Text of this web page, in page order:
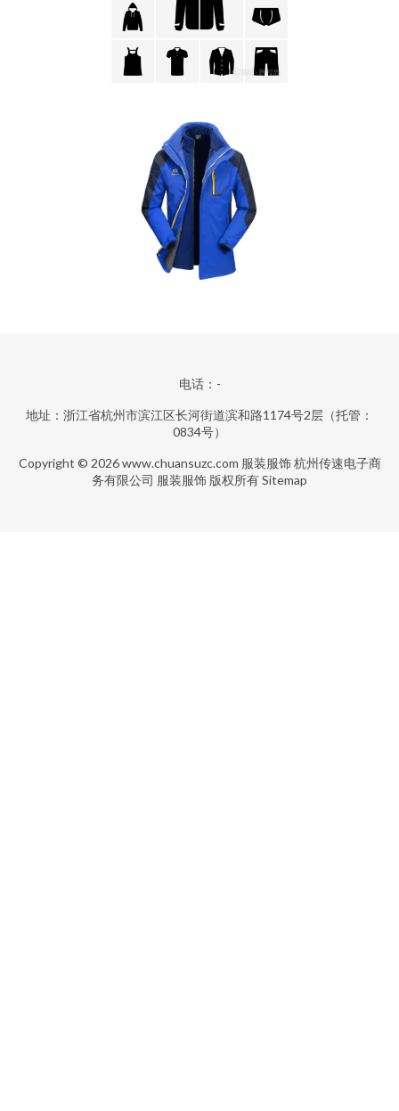
电话：-
地址：浙江省杭州市滨江区长河街道滨和路1174号2层（托管：
0834号）
Copyright © 2026www.chuansuzc.com 服装服饰 杭州传速电子商
务有限公司 服装服饰 版权所有Sitemap